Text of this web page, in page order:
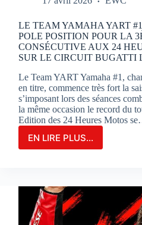
LE TEAM YAMAHA YART
POLE POSITION POUR LA
CONSÉCUTIVE AUX 24
SUR LE CIRCUIT BUGATTI
Le Team YART Yamaha #1,
en titre, commence très fort la
s’imposant lors des séances
la même occasion le record du
Edition des 24 Heures Motos
EN LIRE PLUS...
LE
#1
PARTIRA
EN